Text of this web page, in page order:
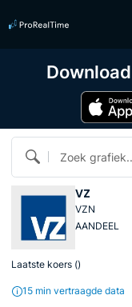
Zoek
VZ
VZN
AANDEEL
Laatste koers ()
15 min vertraagde data